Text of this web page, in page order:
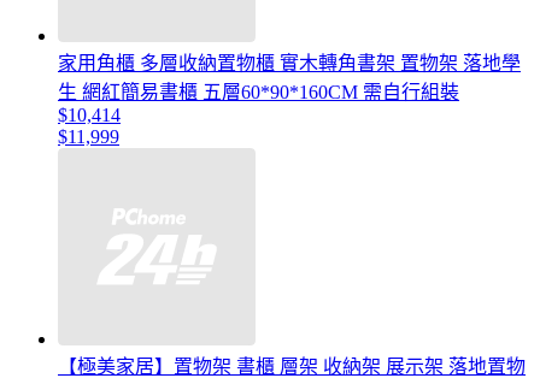
家用角櫃 多層收納置物櫃 實木轉角書架 置物架 落地學
生 網紅簡易書櫃 五層60*90*160CM 需自行組裝
$10,414
$11,999
【極美家居】置物架 書櫃 層架 收納架 展示架 落地置物